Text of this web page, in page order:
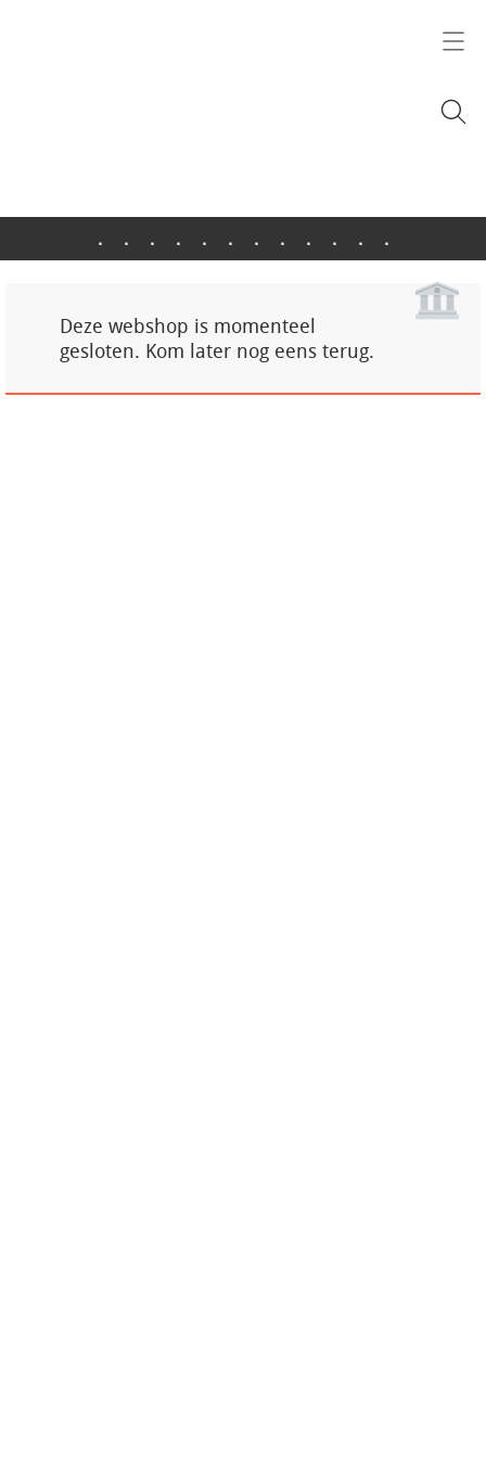
. . . . . . . . . . . .
Deze webshop is momenteel
gesloten. Kom later nog eens terug.